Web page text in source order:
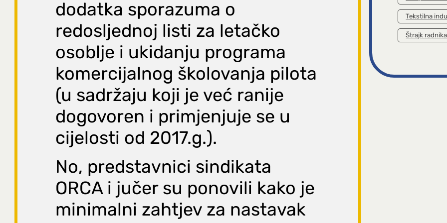
dodatka sporazuma o
redosljednoj listi za letačko
osoblje i ukidanju programa
komercijalnog školovanja pilota
(u sadržaju koji je već ranije
dogovoren i primjenjuje se u
cijelosti od 2017.g.).
No, predstavnici sindikata
ORCA i jučer su ponovili kako je
minimalni zahtjev za nastavak
Tekstilna
Štrajk radnika